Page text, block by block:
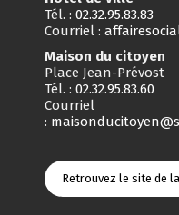
Tél. : 02.32.95.83.83
Courriel :
Maison du citoyen
Place Jean-Prévost
Tél. : 02.32.95.83.60
Courriel
:
Retrouvez le site de